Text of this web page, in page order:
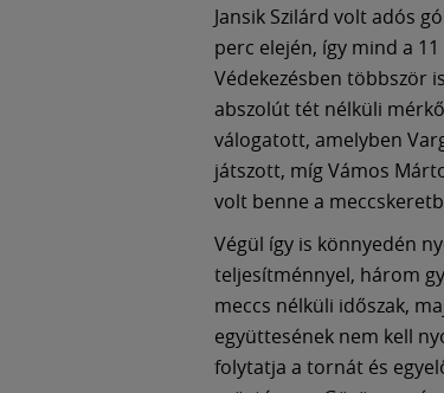
Jansik Szilárd volt adós
perc elején, így mind a
Védekezésben többször
abszolút tét nélküli
válogatott, amelyben
játszott, míg Vámos
volt benne a
Végül így is könnyedén
teljesítménnyel, három
meccs nélküli időszak,
együttesének nem kell
folytatja a tornát és